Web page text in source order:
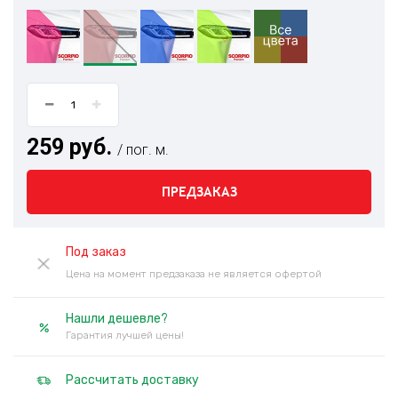
259 руб. / пог. м.
ПРЕДЗАКАЗ
Под заказ
Цена на момент предзаказа не является офертой
Нашли дешевле?
Гарантия лучшей цены!
Рассчитать доставку